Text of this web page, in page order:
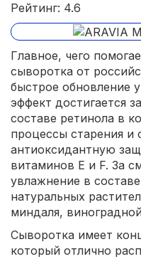
Рейтинг: 4.6
Главное, чего
сыворотка от
быстрое обновление
эффект достигается
составе ретинола в
процессы старения и
антиоксидантную
витаминов Е и F. За
увлажнение в
натуральных
миндаля,
Сыворотка имеет
который отлично